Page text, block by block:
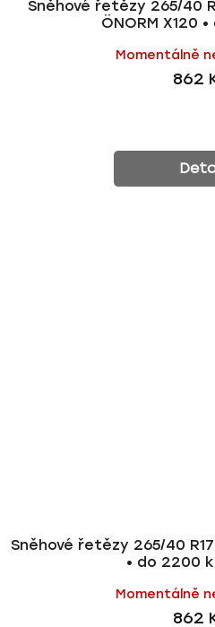
Sněhové řetězy 265/40
ÖNORM X120
Momentálně
862
Sněhové řetězy 265/40 R17
• do 2200
Momentálně
862